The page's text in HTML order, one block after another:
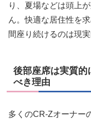
り、夏場などは頭上
ん。快適な居住性を
間座り続けるのは現
後部座席は実質的
べき理由
多くのCR-Zオーナー